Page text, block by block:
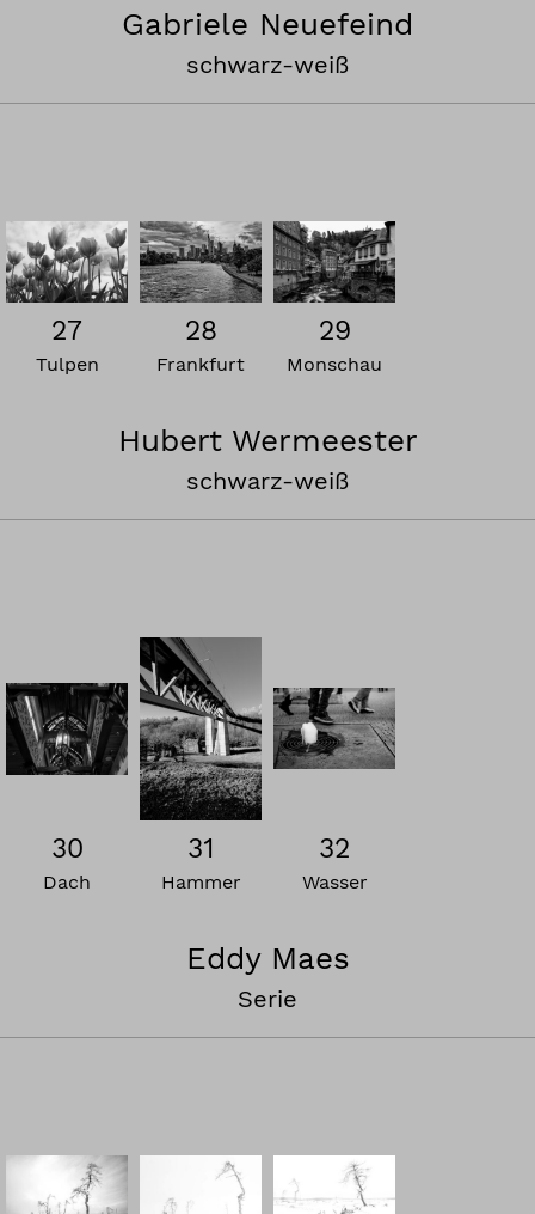
Gabriele Neuefeind
schwarz-weiß
27
Tulpen
28
Frankfurt
29
Monschau
Hubert Wermeester
schwarz-weiß
30
Dach
31
Hammer
32
Wasser
Eddy Maes
Serie